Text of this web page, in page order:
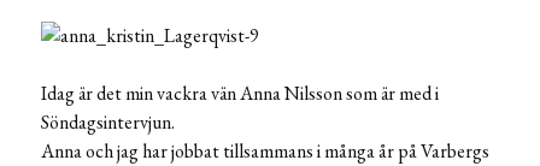
Idag är det min vackra vän Anna Nilsson som är med i
Söndagsintervjun.
Anna och jag har jobbat tillsammans i många år på Varbergs